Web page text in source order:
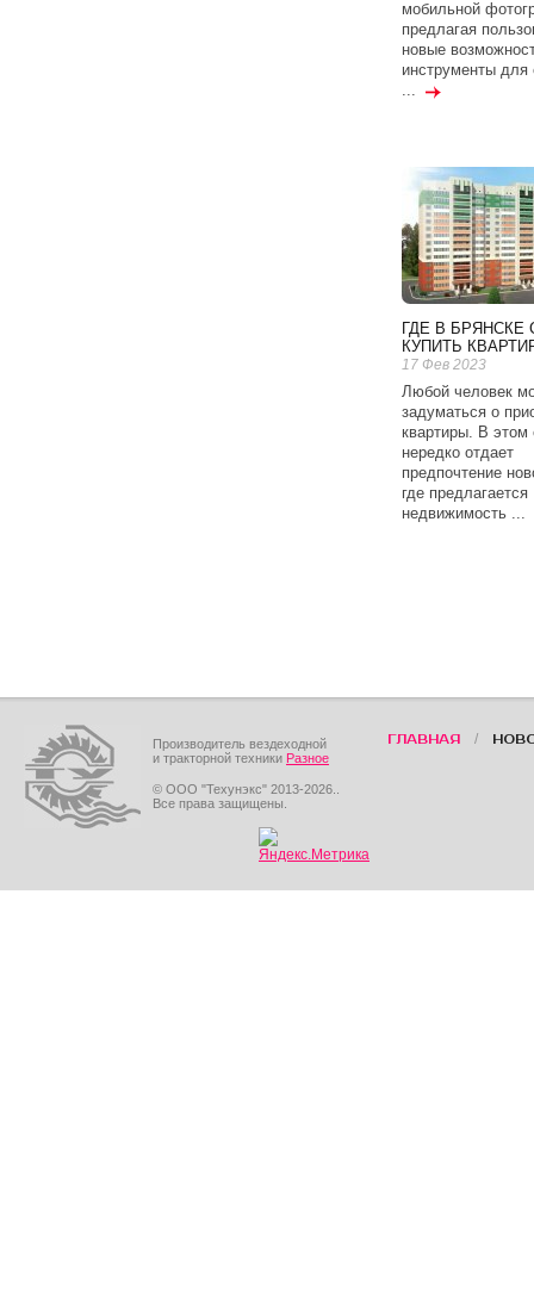
мобильной
предлагая
новые
инструменты для
...
ГДЕ В БРЯНСКЕ
КУПИТЬ
17 Фев 2023
Любой человек
задуматься о
квартиры. В этом
нередко отдает
предпочтение
где предлагается
недвижимость ...
Производитель вездеходной
и тракторной техники Разное
© ООО "Техунэкс" 2013-2026..
Все права защищены.
ГЛАВНАЯ /